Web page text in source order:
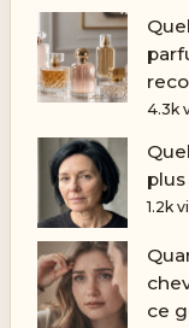
4.3k
1.2k
ce